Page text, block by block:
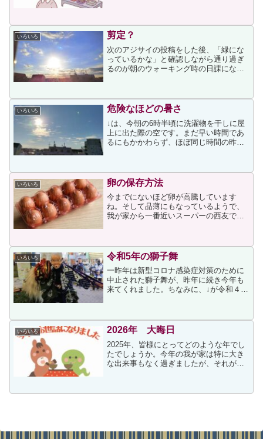
述べています。私は読みながら、筆者の
ような医師と関わることが...
いろいろ 剪定？
次のアジサイの投稿をした後、「緑にな
っているかな」と確認しながら通り過ぎ
るのが朝のウォーキング時の日課になっ
ビックリしたのですが、ふと「剪定か
も」と思い直して帰宅後に検...
いろいろ 危険なほどの暑さ
↓は、今朝の6時半頃に洗濯物を干しに屋
上に出た際の空です。まだ早い時間であ
るにもかかわらず、ほぼ同じ時間の昨日
ように報じていました。今日30日も午前
中からみるみる気温が...
いろいろ 卵の保存方法
今までにないほど卵が高騰しています
ね。そして品薄にもなっているようで、
我が家から一番近いスーパーの西友でも
食べるため、切らさないように買い置き
しているのですが、それ等...
いろいろ 令和5年の獅子舞
一昨年は新型コロナ感染症対策のために
中止された獅子舞が、昨年に続き今年も
来てくれました。ちなみに、↓が令和４年
ます。元気をもらった獅子舞ですが、昨
年に続き今年も子供の踊...
いろいろ 2026年 大晦日
2025年、皆様にとってどのような年でし
たでしょうか。今年の我が家は特に大き
な出来事もなく過ぎましたが、それが一
お年をお迎えくださいませ。